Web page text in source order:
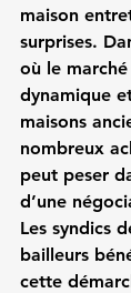
maison
surprises.
où le
dynamique
maisons
nombreux
peut peser
d’une
Les syndics
bailleurs
cette